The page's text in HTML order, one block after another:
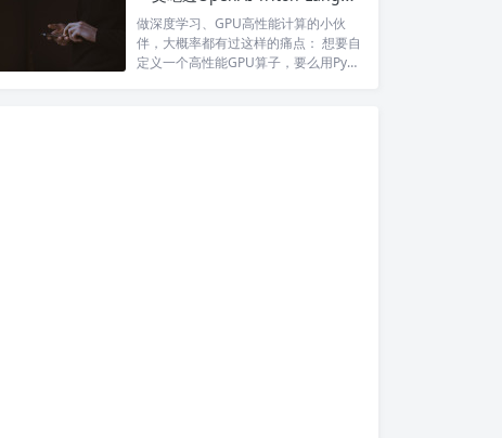
做深度学习、GPU高性能计算的小伙
伴，大概率都有过这样的痛点： 想要自
定义一个高性能GPU算子，要么用PyT